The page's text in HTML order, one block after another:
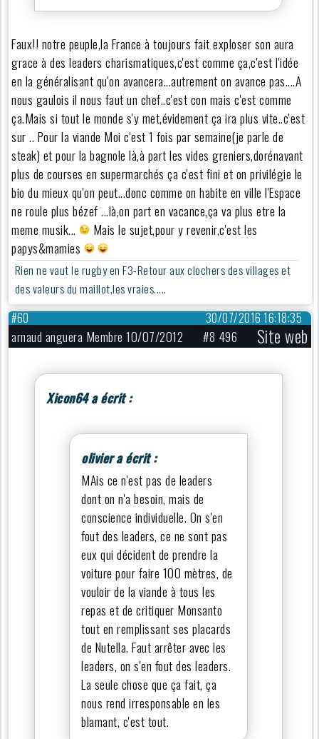
Faux!! notre peuple,la France à toujours fait exploser son aura
grace à des leaders charismatiques,c'est comme ça,c'est l'idée
en la généralisant qu'on avancera...autrement on avance pas....A
nous gaulois il nous faut un chef..c'est con mais c'est comme
ça.Mais si tout le monde s'y met,évidement ça ira plus vite..c'est
sur .. Pour la viande Moi c'est 1 fois par semaine(je parle de
steak) et pour la bagnole là,à part les vides greniers,dorénavant
plus de courses en supermarchés ça c'est fini et on privilégie le
bio du mieux qu'on peut...donc comme on habite en ville l'Espace
ne roule plus bézef ...là,on part en vacance,ça va plus etre la
meme musik...
Mais le sujet,pour y revenir,c'est les
papys&mamies
Rien ne vaut le rugby en F3-Retour aux clochers des villages et
des valeurs du maillot,les vraies.....
30/07/2016 16:18:35
#60
arnaud anguera Membre 10/07/2012 #8 496 Site web
Xicon64 a écrit :
olivier a écrit :
MAis ce n'est pas de leaders
dont on n'a besoin, mais de
conscience individuelle. On s'en
fout des leaders, ce ne sont pas
eux qui décident de prendre la
voiture pour faire 100 mètres, de
vouloir de la viande à tous les
repas et de critiquer Monsanto
tout en remplissant ses placards
de Nutella. Faut arrêter avec les
leaders, on s'en fout des leaders.
La seule chose que ça fait, ça
nous rend irresponsable en les
blamant, c'est tout.